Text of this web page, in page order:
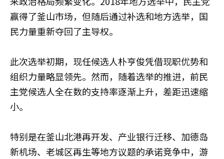
赢得了釜山市场，但随后通过补选和地方选举，国
民力量重新夺回了主导权。
此次选举初期，现任候选人朴亨俊凭借现职优势和
组织力量略显领先。然而，随着选举的推进，前民
主党候选人全在数的支持率逐渐上升，差距迅速缩
小。
特别是在釜山北港再开发、产业银行迁移、加德岛
新机场、老城区再生等地方议题的承诺竞争中，游